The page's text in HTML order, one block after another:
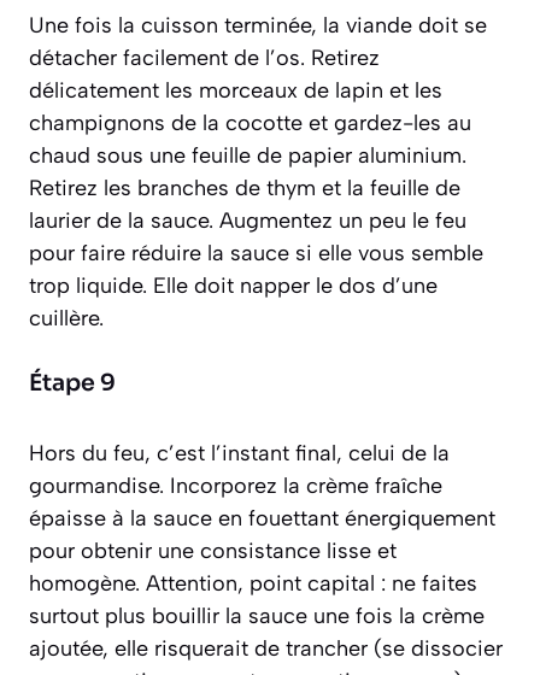
Une fois la cuisson terminée, la viande doit se
détacher facilement de l’os. Retirez
délicatement les morceaux de lapin et les
champignons de la cocotte et gardez-les au
chaud sous une feuille de papier aluminium.
Retirez les branches de thym et la feuille de
laurier de la sauce. Augmentez un peu le feu
pour faire réduire la sauce si elle vous semble
trop liquide. Elle doit napper le dos d’une
cuillère.
Étape 9
Hors du feu, c’est l’instant final, celui de la
gourmandise. Incorporez la crème fraîche
épaisse à la sauce en fouettant énergiquement
pour obtenir une consistance lisse et
homogène. Attention, point capital : ne faites
surtout plus bouillir la sauce une fois la crème
ajoutée, elle risquerait de trancher (se dissocier